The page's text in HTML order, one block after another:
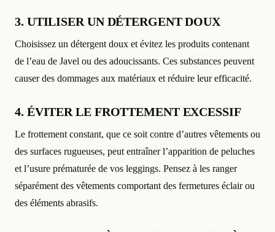
3. UTILISER UN DÉTERGENT DOUX
Choisissez un détergent doux et évitez les produits contenant
de l’eau de Javel ou des adoucissants. Ces substances peuvent
causer des dommages aux matériaux et réduire leur efficacité.
4. ÉVITER LE FROTTEMENT EXCESSIF
Le frottement constant, que ce soit contre d’autres vêtements ou
des surfaces rugueuses, peut entraîner l’apparition de peluches
et l’usure prématurée de vos leggings. Pensez à les ranger
séparément des vêtements comportant des fermetures éclair ou
des éléments abrasifs.